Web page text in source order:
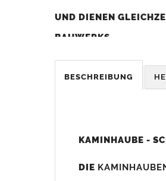
UND DIENEN
BAUWERKS.
Was sollten Sie beim Kauf
BESCHREIBUNG
KAMINHAUBE -
DIE